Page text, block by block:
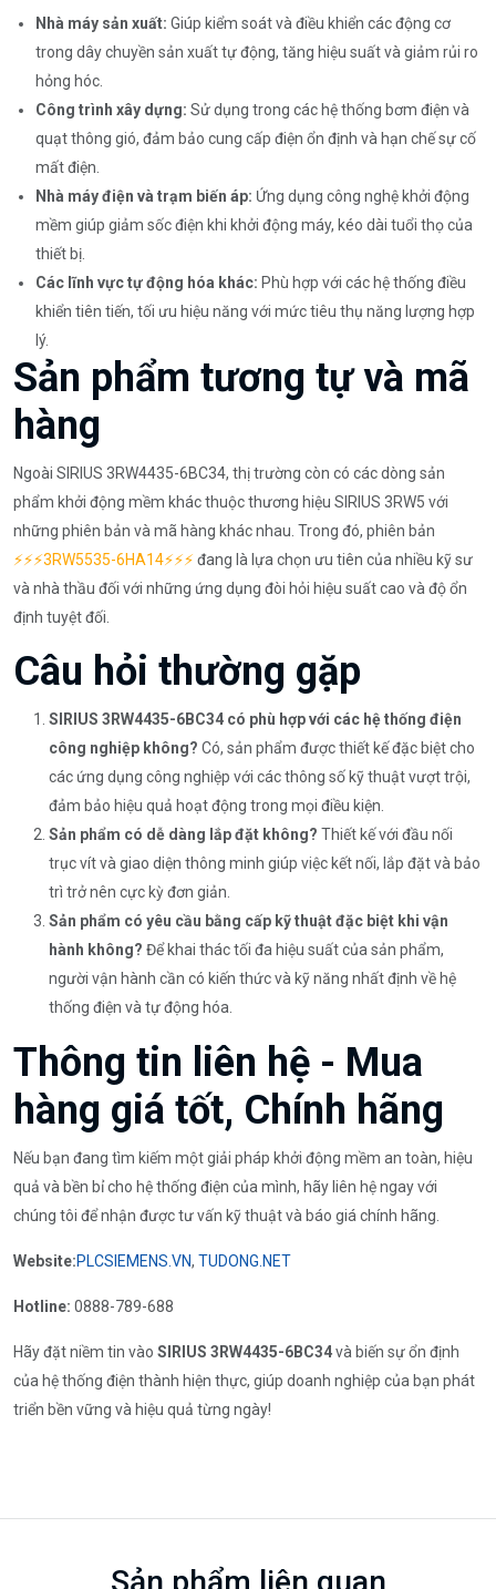
Nhà máy sản xuất: Giúp kiểm soát và điều khiển các động cơ
trong dây chuyền sản xuất tự động, tăng hiệu suất và giảm rủi ro
hỏng hóc.
Công trình xây dựng: Sử dụng trong các hệ thống bơm điện và
quạt thông gió, đảm bảo cung cấp điện ổn định và hạn chế sự cố
mất điện.
Nhà máy điện và trạm biến áp: Ứng dụng công nghệ khởi động
mềm giúp giảm sốc điện khi khởi động máy, kéo dài tuổi thọ của
thiết bị.
Các lĩnh vực tự động hóa khác: Phù hợp với các hệ thống điều
khiển tiên tiến, tối ưu hiệu năng với mức tiêu thụ năng lượng hợp
lý.
Sản phẩm tương tự và mã
hàng
Ngoài SIRIUS 3RW4435-6BC34, thị trường còn có các dòng sản
phẩm khởi động mềm khác thuộc thương hiệu SIRIUS 3RW5 với
những phiên bản và mã hàng khác nhau. Trong đó, phiên bản
⚡️⚡️⚡️3RW5535-6HA14⚡️⚡️⚡️đang là lựa chọn ưu tiên của nhiều kỹ sư
và nhà thầu đối với những ứng dụng đòi hỏi hiệu suất cao và độ ổn
định tuyệt đối.
Câu hỏi thường gặp
SIRIUS 3RW4435-6BC34 có phù hợp với các hệ thống điện
công nghiệp không? Có, sản phẩm được thiết kế đặc biệt cho
các ứng dụng công nghiệp với các thông số kỹ thuật vượt trội,
đảm bảo hiệu quả hoạt động trong mọi điều kiện.
Sản phẩm có dễ dàng lắp đặt không? Thiết kế với đầu nối
trục vít và giao diện thông minh giúp việc kết nối, lắp đặt và bảo
trì trở nên cực kỳ đơn giản.
Sản phẩm có yêu cầu bằng cấp kỹ thuật đặc biệt khi vận
hành không? Để khai thác tối đa hiệu suất của sản phẩm,
người vận hành cần có kiến thức và kỹ năng nhất định về hệ
thống điện và tự động hóa.
Thông tin liên hệ - Mua
hàng giá tốt, Chính hãng
Nếu bạn đang tìm kiếm một giải pháp khởi động mềm an toàn, hiệu
quả và bền bỉ cho hệ thống điện của mình, hãy liên hệ ngay với
chúng tôi để nhận được tư vấn kỹ thuật và báo giá chính hãng.
Website:PLCSIEMENS.VN, TUDONG.NET
Hotline: 0888-789-688
Hãy đặt niềm tin vào SIRIUS 3RW4435-6BC34và biến sự ổn định
của hệ thống điện thành hiện thực, giúp doanh nghiệp của bạn phát
triển bền vững và hiệu quả từng ngày!
Sản phẩm liên quan